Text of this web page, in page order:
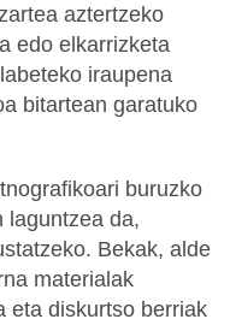
aztertzeko
edo elkarrizketa
iraupena
bitartean garatuko
buruzko
laguntzea da,
Bekak, alde
materialak
eta diskurtso berriak